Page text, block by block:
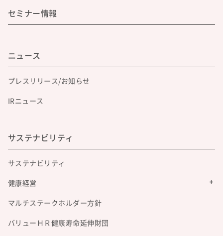
セミナー情報
ニュース
プレスリリース/お知らせ
IRニュース
サステナビリティ
サステナビリティ
健康経営
マルチステークホルダー方針
バリューＨＲ健康寿命延伸財団